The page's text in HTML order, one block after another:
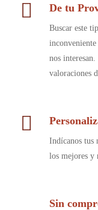
De tu
Buscar este
nos
valoraciones
Indícanos tus
los mejores y
Sin